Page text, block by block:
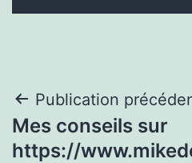
Navigation
de
Publication
Mes conseils sur
https://